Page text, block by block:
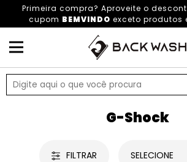
Primeira compra? Aproveite o
cupom BEMVINDO exceto produtos
HOME ACESSÓRIOS RELÓGIOS
G-Shock
FILTRAR SELECIONE